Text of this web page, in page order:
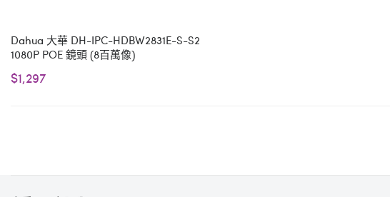
Dahua 大華 DH-IPC-HDBW2831E-S-S2
1080P POE 鏡頭 (8百萬像)
$1,297